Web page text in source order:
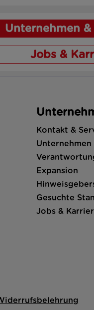
Unternehmen
Jobs &
Kontakt &
Unternehmen
Expansion
Gesuchte
Jobs &